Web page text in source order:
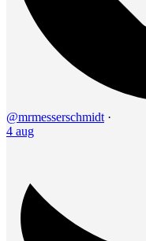
@mrmesserschmidt ·
4 aug